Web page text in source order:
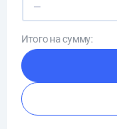
—
Итого на сумму: